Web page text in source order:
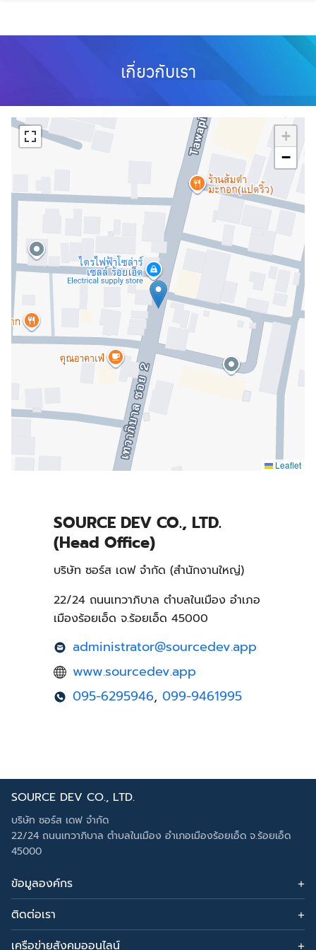
Search
Search
เกี่ยวกับเรา
+
−
Leaflet
SOURCE DEV CO., LTD.
(Head Office)
บริษัท ซอร์ส เดฟ จำกัด (สำนักงานใหญ่)
22/24 ถนนเทวาภิบาล ตำบลในเมือง อำเภอ
เมืองร้อยเอ็ด จ.ร้อยเอ็ด 45000
administrator@sourcedev.app
www.sourcedev.app
095-6295946, 099-9461995
SOURCE DEV CO., LTD.
บริษัท ซอร์ส เดฟ จำกัด
22/24 ถนนเทวาภิบาล ตำบลในเมือง อำเภอเมืองร้อยเอ็ด จ.ร้อยเอ็ด
45000
ข้อมูลองค์กร
ข่าวสาร
บทความ
เกี่ยวกับเรา
ติดต่อเรา
อีเมล:administrator@sourcedev.app
โทรศัพท์: 095-6295946, 099-9461995
เครือข่ายสังคมออนไลน์